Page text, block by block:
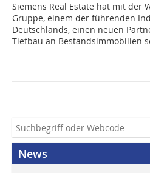
Siemens Real Estate hat mit der
Gruppe, einem der führenden
Deutschlands, einen neuen
Tiefbau an Bestandsimmobilien
News